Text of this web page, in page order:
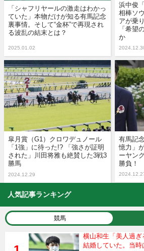
「シャフリヤールの激走はわかっ
ていた」本物だけが知る有馬記念
裏事情。そして“金杯”で再現され
る波乱の結末とは？
2025.01.02
浜中俊
相棒ソ
アが乗
「希望
か
皐月賞（G1）クロワデュノール
「1強」に待った!? 「強さが証明
された」川田将雅も絶賛した3戦3
勝馬
2024.12.29
有馬記
憶力」
ーヤン
勝負！
人気記事ランキング
競馬
横山和生「美人過ぎ
結婚していた。当